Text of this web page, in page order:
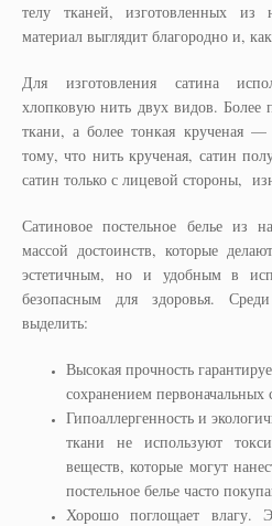
телу тканей, изготовленных из
материал выглядит благородно и,
Для изготовления сатина
хлопковую нить двух видов. Более
ткани, а более тонкая крученая —
тому, что нить крученая, сатин
сатин только с лицевой стороны,
Сатиновое постельное белье из
массой достоинств, которые
эстетичным, но и удобным в
безопасным для здоровья.
выделить:
Высокая прочность
сохранением первоначальных
Гипоаллергенность и
ткани не используют
веществ, которые могут
постельное белье часто
Хорошо поглощает влагу.